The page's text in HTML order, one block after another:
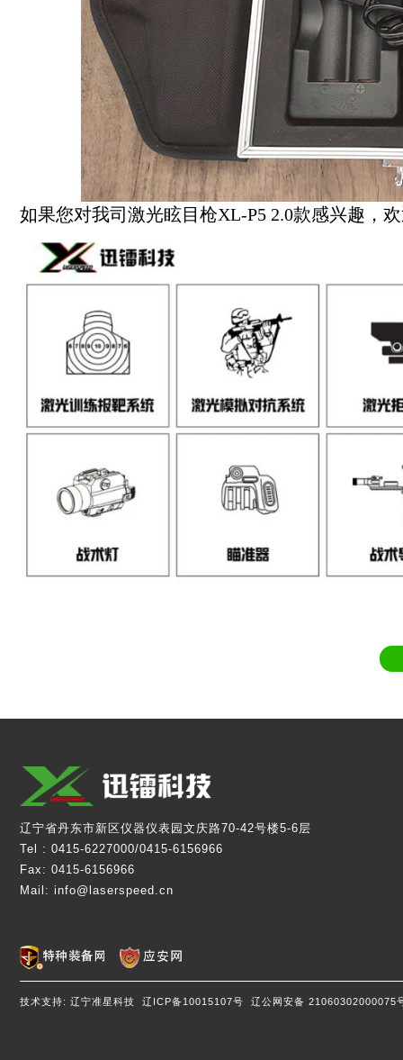
如果您对我司激光眩目枪XL-P5 2.0款感兴趣，
辽宁省丹东市新区仪器仪表园文庆路70-42号楼5-6层
Tel : 0415-6227000/0415-6156966
Fax: 0415-6156966
Mail: info@laserspeed.cn
技术支持: 辽宁准星科技 辽ICP备10015107号 辽公网安备